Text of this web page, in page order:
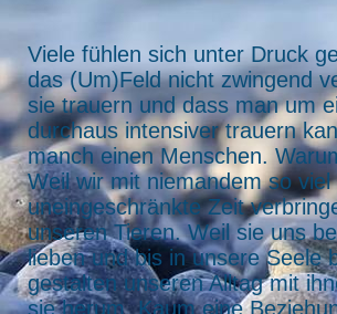
Viele fühlen sich unter Druck
das (Um)Feld nicht zwingend
sie trauern und dass man um
durchaus intensiver trauern
manch einen Menschen.
Weil wir mit niemandem so viel
uneingeschränkte Zeit
unseren Tieren. Weil sie uns
lieben und bis in unsere Seele
gestalten unseren Alltag mit
sie herum. Kaum eine